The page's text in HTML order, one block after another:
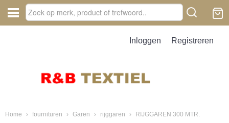
Inloggen Registreren
Home › fournituren › Garen › rijggaren › RIJGGAREN 300 MTR.